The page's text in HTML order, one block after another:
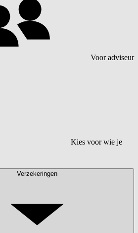
Voor adviseur
Kies voor wie je
Verzekeringen